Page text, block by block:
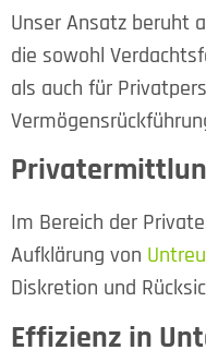
Unser Ansatz beruht
die sowohl
als auch für
Im Bereich der
Aufklärung von
Diskretion und
Effizienz in